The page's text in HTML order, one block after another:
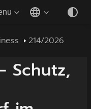
214/2026
Schutz,